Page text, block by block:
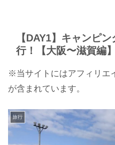
【DAY1】キャンピ
行！【大阪〜滋賀編】
※当サイトにはアフィリエ
が含まれています。
旅行